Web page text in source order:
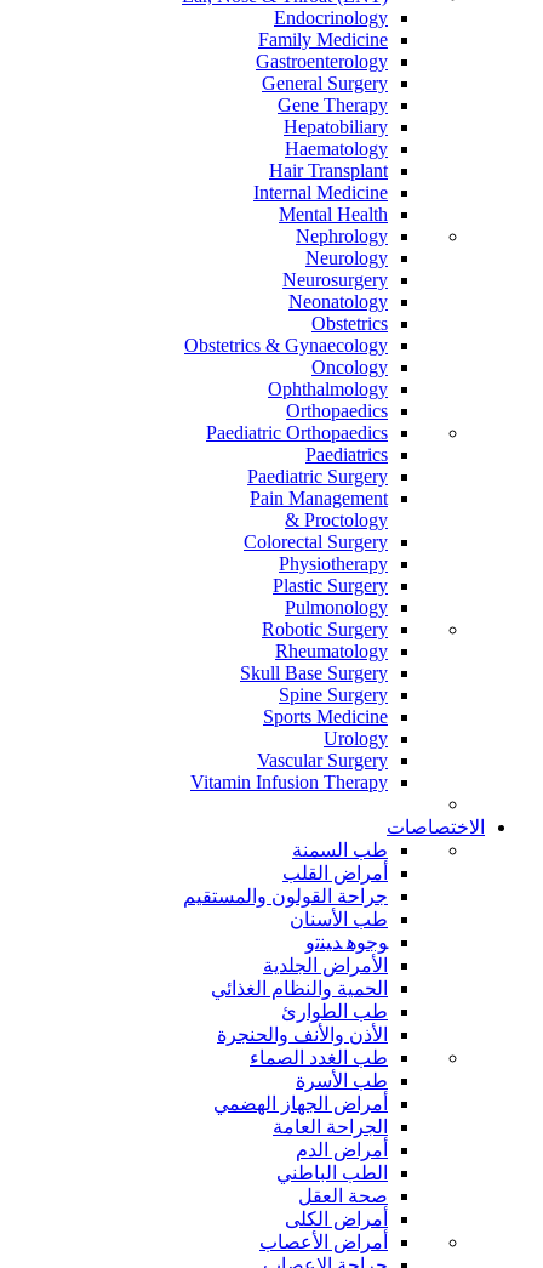
Endocrinology
Family Medicine
Gastroenterology
General Surgery
Gene Therapy
Hepatobiliary
Haematology
Hair Transplant
Internal Medicine
Mental Health
Nephrology
Neurology
Neurosurgery
Neonatology
Obstetrics
Obstetrics & Gynaecology
Oncology
Ophthalmology
Orthopaedics
Paediatric Orthopaedics
Paediatrics
Paediatric Surgery
Pain Management
Proctology &
Colorectal Surgery
Physiotherapy
Plastic Surgery
Pulmonology
Robotic Surgery
Rheumatology
Skull Base Surgery
Spine Surgery
Sports Medicine
Urology
Vascular Surgery
Vitamin Infusion Therapy
الاختصاصات
طب السمنة
أمراض القلب
جراحة القولون والمستقيم
طب الأسنان
ﻮﺟﻮﻫ ﺪﻴﻨﺗﻭ
الأمراض الجلدية
الحمية والنظام الغذائي
طب الطوارئ
الأذن والأنف والحنجرة
طب الغدد الصماء
طب الأسرة
أمراض الجهاز الهضمي
الجراحة العامة
أمراض الدم
الطب الباطني
صحة العقل
أمراض الكلى
أمراض الأعصاب